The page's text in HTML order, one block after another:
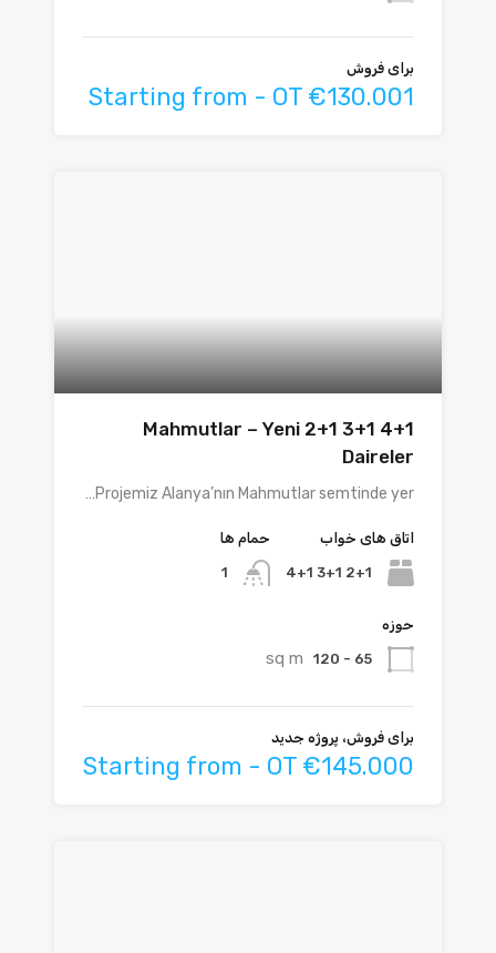
برای فروش
Starting from - OT €130.001
Mahmutlar – Yeni 2+1 3+1 4+1
Daireler
Projemiz Alanya’nın Mahmutlar semtinde yer…
اتاق های خواب
2+1 3+1 4+1
حمام ها
1
حوزه
65 - 120
sq m
برای فروش، پروژه جدید
Starting from - OT €145.000